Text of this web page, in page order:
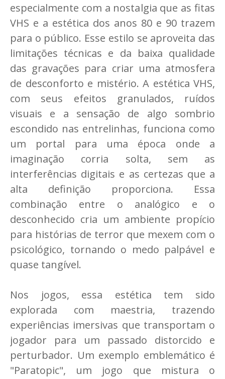
especialmente com a nostalgia que as fitas
VHS e a estética dos anos 80 e 90 trazem
para o público. Esse estilo se aproveita das
limitações técnicas e da baixa qualidade
das gravações para criar uma atmosfera
de desconforto e mistério. A estética VHS,
com seus efeitos granulados, ruídos
visuais e a sensação de algo sombrio
escondido nas entrelinhas, funciona como
um portal para uma época onde a
imaginação corria solta, sem as
interferências digitais e as certezas que a
alta definição proporciona. Essa
combinação entre o analógico e o
desconhecido cria um ambiente propício
para histórias de terror que mexem com o
psicológico, tornando o medo palpável e
quase tangível.
Nos jogos, essa estética tem sido
explorada com maestria, trazendo
experiências imersivas que transportam o
jogador para um passado distorcido e
perturbador. Um exemplo emblemático é
"Paratopic", um jogo que mistura o